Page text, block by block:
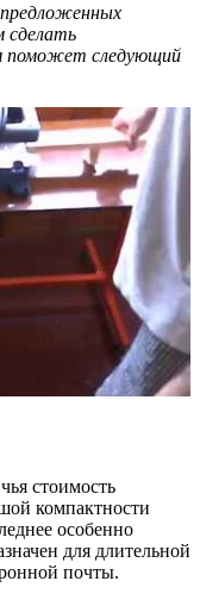
сделать
поможет следующий
стоимость
компактности
особенно
для длительной
почты.